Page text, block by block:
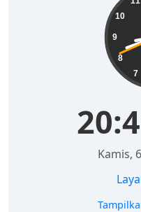
7
8
9
10
Kamis,